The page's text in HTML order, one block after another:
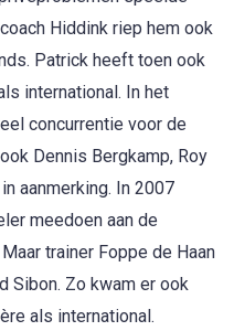
Hiddink riep hem ook
Patrick heeft toen ook
international. In het
concurrentie voor de
Dennis Bergkamp, Roy
aanmerking. In 2007
meedoen aan de
trainer Foppe de Haan
Sibon. Zo kwam er ook
als international.